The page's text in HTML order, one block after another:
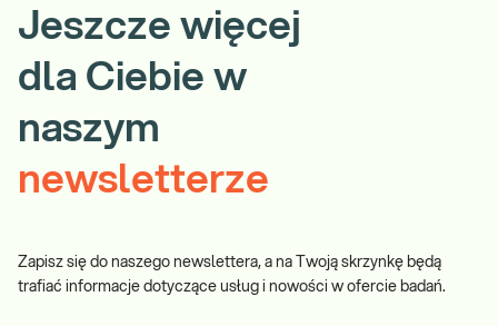
Jeszcze więcej
dla Ciebie w
naszym
newsletterze
Zapisz się do naszego newslettera, a na Twoją skrzynkę będą
trafiać informacje dotyczące usług i nowości w ofercie badań.